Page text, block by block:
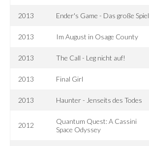
2013 Ender's Game - Das große Spiel
2013 Im August in Osage County
2013 The Call - Leg nicht auf!
2013 Final Girl
2013 Haunter - Jenseits des Todes
2012
Quantum Quest: A Cassini
Space Odyssey